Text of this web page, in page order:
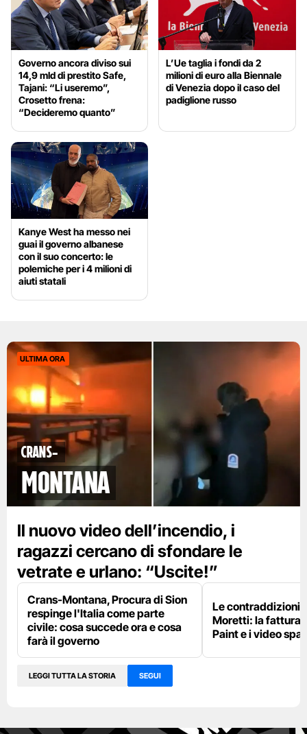
Governo ancora diviso sui
14,9 mld di prestito Safe,
Tajani: “Li useremo”,
Crosetto frena:
“Decideremo quanto”
L’Ue taglia i fondi da 2
milioni di euro alla Biennale
di Venezia dopo il caso del
padiglione russo
Kanye West ha messo nei
guai il governo albanese
con il suo concerto: le
polemiche per i 4 milioni di
aiuti statali
ULTIMA ORA
Crans-
Montana
Il nuovo video dell’incendio, i
ragazzi cercano di sfondare le
vetrate e urlano: “Uscite!”
Crans-Montana, Procura di Sion
respinge l'Italia come parte
civile: cosa succede ora e cosa
farà il governo
Le contraddizioni
Moretti: la fattura
Paint e i video
LEGGI TUTTA LA STORIA SEGUI